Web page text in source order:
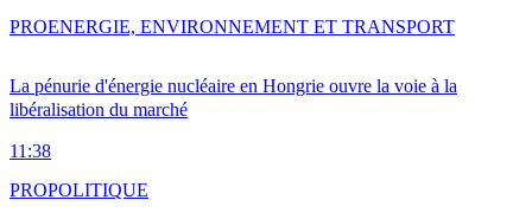
La pénurie d'énergie nucléaire en Hongrie ouvre la voie à la
libéralisation du marché
11:38
PROENERGIE, ENVIRONNEMENT ET TRANSPORT
PROPOLITIQUE